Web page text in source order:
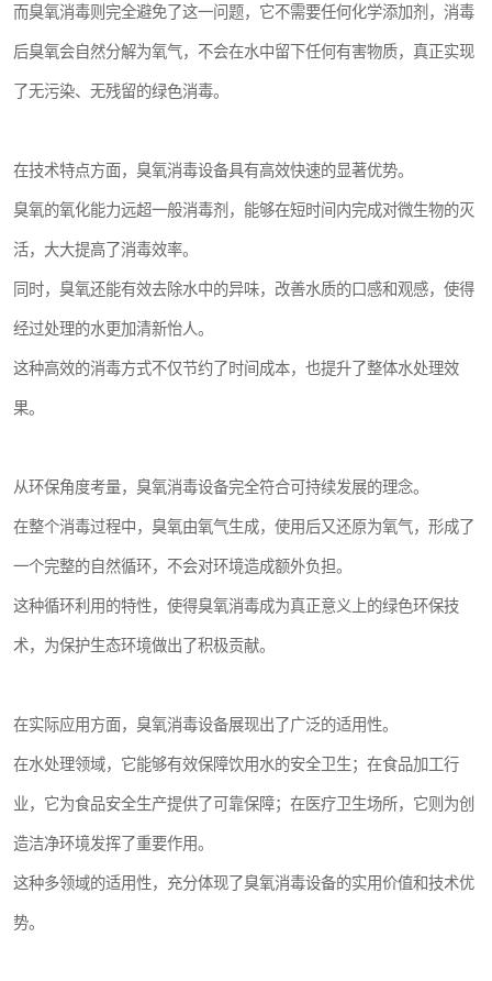
而臭氧消毒则完全避免了这一问题，它不需要任何化学添加剂，消毒
后臭氧会自然分解为氧气，不会在水中留下任何有害物质，真正实现
了无污染、无残留的绿色消毒。
在技术特点方面，臭氧消毒设备具有高效快速的显著优势。
臭氧的氧化能力远超一般消毒剂，能够在短时间内完成对微生物的灭
活，大大提高了消毒效率。
同时，臭氧还能有效去除水中的异味，改善水质的口感和观感，使得
经过处理的水更加清新怡人。
这种高效的消毒方式不仅节约了时间成本，也提升了整体水处理效
果。
从环保角度考量，臭氧消毒设备完全符合可持续发展的理念。
在整个消毒过程中，臭氧由氧气生成，使用后又还原为氧气，形成了
一个完整的自然循环，不会对环境造成额外负担。
这种循环利用的特性，使得臭氧消毒成为真正意义上的绿色环保技
术，为保护生态环境做出了积极贡献。
在实际应用方面，臭氧消毒设备展现出了广泛的适用性。
在水处理领域，它能够有效保障饮用水的安全卫生；在食品加工行
业，它为食品安全生产提供了可靠保障；在医疗卫生场所，它则为创
造洁净环境发挥了重要作用。
这种多领域的适用性，充分体现了臭氧消毒设备的实用价值和技术优
势。